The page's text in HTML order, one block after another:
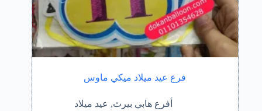
فرع عيد ميلاد ميكي ماوس
أفرع هابي بيرث, عيد ميلاد